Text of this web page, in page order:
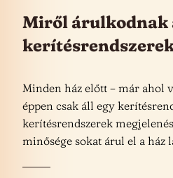
Miről árulkodnak
Minden ház előtt – már ahol
éppen csak áll egy
kerítésrendszerek
minősége sokat árul el a ház